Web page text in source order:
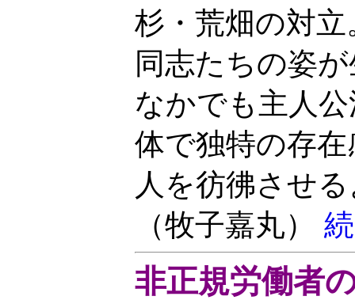
杉・荒畑の対
同志たちの姿
なかでも主人
体で独特の存
人を彷彿させ
（牧子嘉丸）
非正規労働者